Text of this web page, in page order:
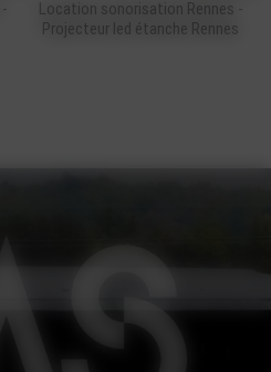
Location sonorisation Rennes -
Projecteur led étanche Rennes